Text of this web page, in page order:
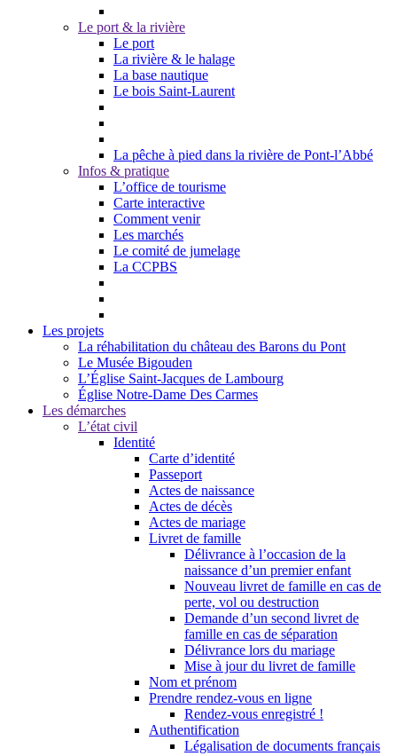
Le port & la rivière
Le port
La rivière & le halage
La base nautique
Le bois Saint-Laurent
La pêche à pied dans la rivière de Pont-l’Abbé
Infos & pratique
L’office de tourisme
Carte interactive
Comment venir
Les marchés
Le comité de jumelage
La CCPBS
Les projets
La réhabilitation du château des Barons du Pont
Le Musée Bigouden
L’Église Saint-Jacques de Lambourg
Église Notre-Dame Des Carmes
Les démarches
L’état civil
Identité
Carte d’identité
Passeport
Actes de naissance
Actes de décès
Actes de mariage
Livret de famille
Délivrance à l’occasion de la
naissance d’un premier enfant
Nouveau livret de famille en cas de
perte, vol ou destruction
Demande d’un second livret de
famille en cas de séparation
Délivrance lors du mariage
Mise à jour du livret de famille
Nom et prénom
Prendre rendez-vous en ligne
Rendez-vous enregistré !
Authentification
Légalisation de documents français